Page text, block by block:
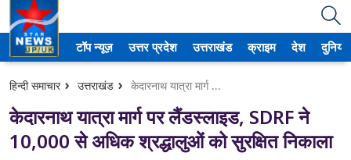
टॉप न्यूज़ उत्तर प्रदेश उत्तराखंड क्राइम देश दुनिया
हिन्दी समाचार उत्तराखंड केदारनाथ यात्रा मार्ग पर लैंडस्लाइड, SDRF ने 10,000 से अधिक श्रद्धालुओं को सुरक्षित निकाला
केदारनाथ यात्रा मार्ग पर लैंडस्लाइड, SDRF ने
10,000 से अधिक श्रद्धालुओं को सुरक्षित निकाला
उत्तर प्रदेश
आगरा